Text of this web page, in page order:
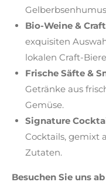
Bio-Weine &
exquisiten
lokalen Craft-
Frische Säfte &
Getränke aus
Gemüse.
Signature
Cocktails, gemixt
Zutaten.
Besuchen Sie uns